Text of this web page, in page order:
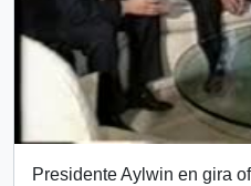
Presidente Aylwin en gira